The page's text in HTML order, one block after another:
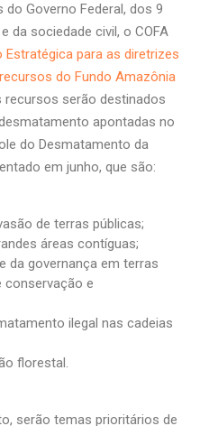
Governo Federal, dos 9
da sociedade civil, o COFA
Estratégica para as diretrizes
do Fundo Amazônia
recursos serão destinados
apontadas no
do Desmatamento da
em junho, que são:
de terras públicas;
áreas contíguas;
da governança em terras
conservação e
ilegal nas cadeias
florestal.
serão temas prioritários de